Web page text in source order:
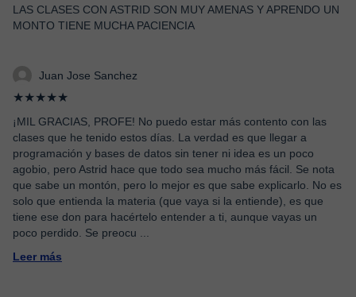
LAS CLASES CON ASTRID SON MUY AMENAS Y APRENDO UN
MONTO TIENE MUCHA PACIENCIA
Juan Jose Sanchez
★★★★★
¡MIL GRACIAS, PROFE! No puedo estar más contento con las
clases que he tenido estos días. La verdad es que llegar a
programación y bases de datos sin tener ni idea es un poco
agobio, pero Astrid hace que todo sea mucho más fácil. Se nota
que sabe un montón, pero lo mejor es que sabe explicarlo. No es
solo que entienda la materia (que vaya si la entiende), es que
tiene ese don para hacértelo entender a ti, aunque vayas un
poco perdido. Se preocu
Leer más